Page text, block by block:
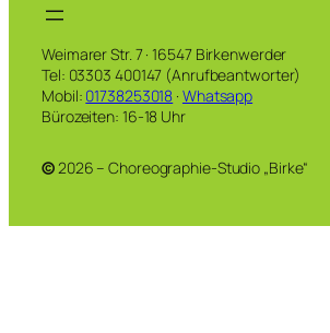
Weimarer Str. 7 · 16547 Birkenwerder
Tel: 03303 400147 (Anrufbeantworter)
Mobil: 01738253018 · Whatsapp
Bürozeiten: 16-18 Uhr
©2026 – Choreographie-Studio „Birke“